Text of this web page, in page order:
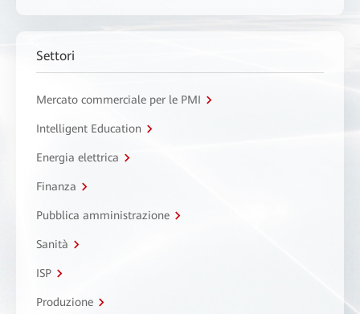
Settori
Mercato commerciale per le PMI
Intelligent Education
Energia elettrica
Finanza
Pubblica amministrazione
Sanità
ISP
Produzione